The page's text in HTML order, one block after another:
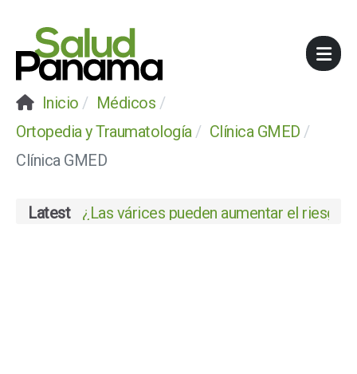
Inicio
Médicos
Ortopedia y Traumatología
Clínica GMED
Clínica GMED
Latest ¿Las várices pueden aumentar el riesgo